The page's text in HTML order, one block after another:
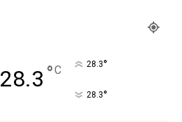
28.3 °C 28.3°
28.3°